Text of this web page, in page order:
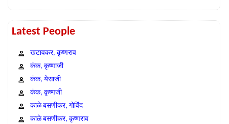
Latest People
खटावकर, कृष्णराव
कंक, कृष्णाजी
कंक, येसाजी
कंक, कृष्णजी
काळे बसणीकर, गोविंद
काळे बसणीकर, कृष्णराव